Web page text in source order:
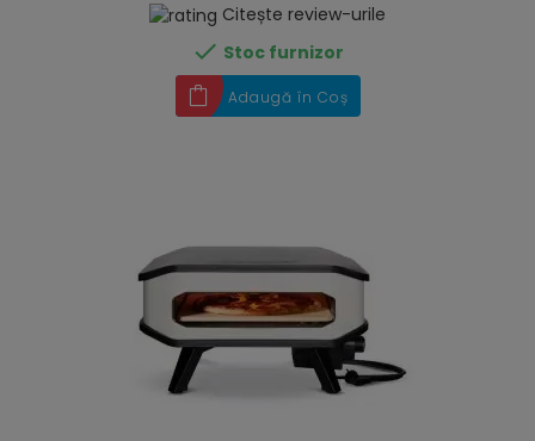
Citește review-urile
 Stoc furnizor
Adaugă în Coș